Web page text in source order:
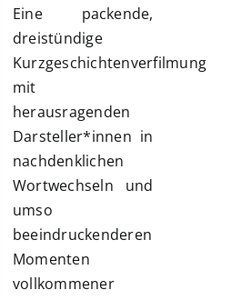
Eine packende,
dreistündige
Kurzgeschichtenverfilmung
mit
herausragenden
Darsteller*innen in
nachdenklichen
Wortwechseln und
umso
beeindruckenderen
Momenten
vollkommener